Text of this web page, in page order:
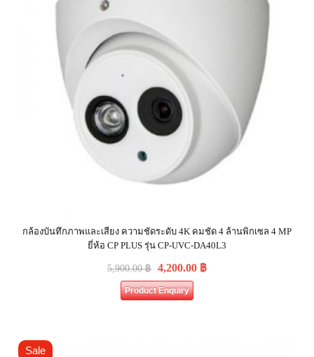
กล้องบันทึกภาพและเสียง ความชัดระดับ 4K คมชัด 4 ล้านพิกเซล 4 MP
ยี่ห้อ CP PLUS รุ่น CP-UVC-DA40L3
5,900.00฿ 4,200.00 ฿
Product Enquiry
Sale